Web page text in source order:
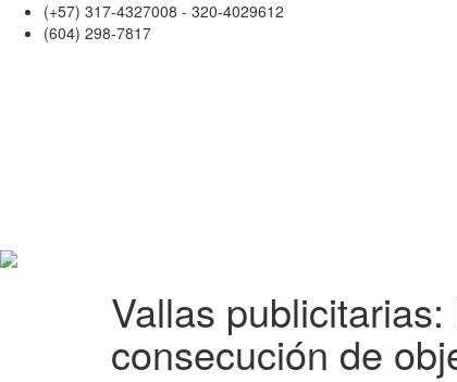
(+57) 317-4327008 - 320-4029612
(604) 298-7817
Vallas
consecución de